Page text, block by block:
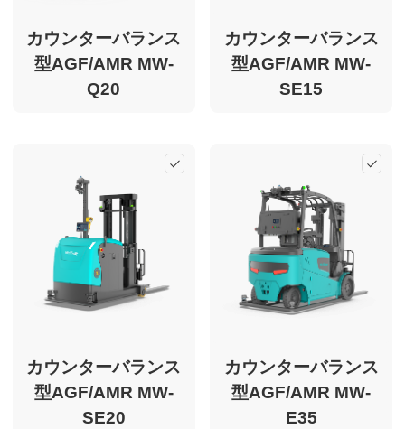
カウンターバランス
型AGF/AMR MW-
Q20
カウンターバランス
型AGF/AMR MW-
SE15
カウンターバランス
型AGF/AMR MW-
SE20
カウンターバランス
型AGF/AMR MW-
E35